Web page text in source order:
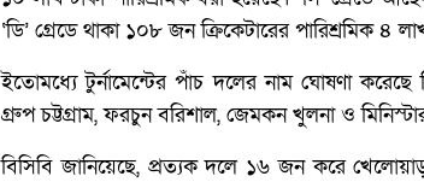
‘ডি’ গ্রেডে থাকা ১০৮ জন ক্রিকেটারের পারিশ্রমিক ৪
ইতোমধ্যে টুর্নামেন্টের পাঁচ দলের নাম ঘোষণা
গ্রুপ চট্টগ্রাম, ফরচুন বরিশাল, জেমকন খুলনা ও
বিসিবি জানিয়েছে, প্রত্যক দলে ১৬ জন করে